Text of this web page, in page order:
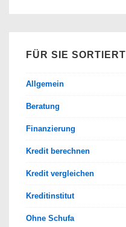
FÜR SIE SORTIERT
Allgemein
Beratung
Finanzierung
Kredit berechnen
Kredit vergleichen
Kreditinstitut
Ohne Schufa